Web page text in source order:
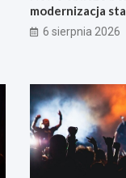
modernizacja
6 sierpnia 2026